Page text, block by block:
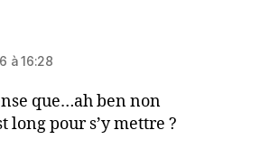
à 16:28
que…ah ben non
long pour s’y mettre ?